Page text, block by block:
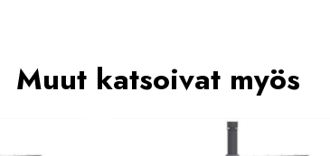
Muut katsoivat myös